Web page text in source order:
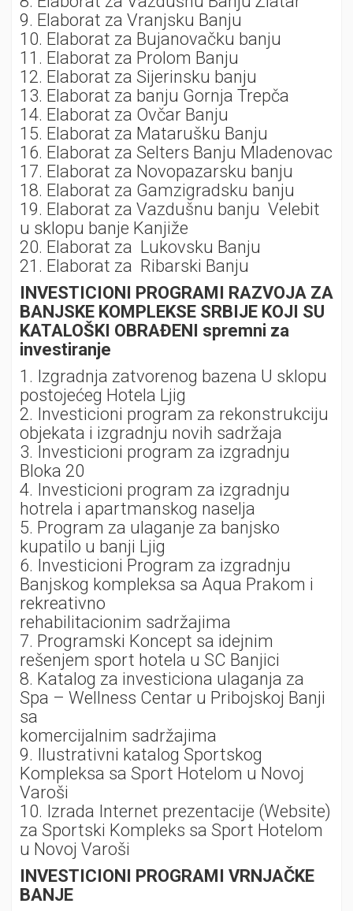
9. Elaborat za Vranjsku Banju
10. Elaborat za Bujanovačku banju
11. Elaborat za Prolom Banju
12. Elaborat za Sijerinsku banju
13. Elaborat za banju Gornja Trepča
14. Elaborat za Ovčar Banju
15. Elaborat za Matarušku Banju
16. Elaborat za Selters Banju Mladenovac
17. Elaborat za Novopazarsku banju
18. Elaborat za Gamzigradsku banju
19. Elaborat za Vazdušnu banju Velebit
u sklopu banje Kanjiže
20. Elaborat za Lukovsku Banju
21. Elaborat za Ribarski Banju
INVESTICIONI PROGRAMI RAZVOJA ZA
BANJSKE KOMPLEKSE SRBIJE KOJI SU
KATALOŠKI OBRAĐENI spremni za
investiranje
1. Izgradnja zatvorenog bazena U sklopu
postojećeg Hotela Ljig
2. Investicioni program za rekonstrukciju
objekata i izgradnju novih sadržaja
3. Investicioni program za izgradnju
Bloka 20
4. Investicioni program za izgradnju
hotrela i apartmanskog naselja
5. Program za ulaganje za banjsko
kupatilo u banji Ljig
6. Investicioni Program za izgradnju
Banjskog kompleksa sa Aqua Prakom i
rekreativno
rehabilitacionim sadržajima
7. Programski Koncept sa idejnim
rešenjem sport hotela u SC Banjici
8. Katalog za investiciona ulaganja za
Spa – Wellness Centar u Pribojskoj Banji
sa
komercijalnim sadržajima
9. Ilustrativni katalog Sportskog
Kompleksa sa Sport Hotelom u Novoj
Varoši
10. Izrada Internet prezentacije (Website)
za Sportski Kompleks sa Sport Hotelom
u Novoj Varoši
INVESTICIONI PROGRAMI VRNJAČKE
BANJE